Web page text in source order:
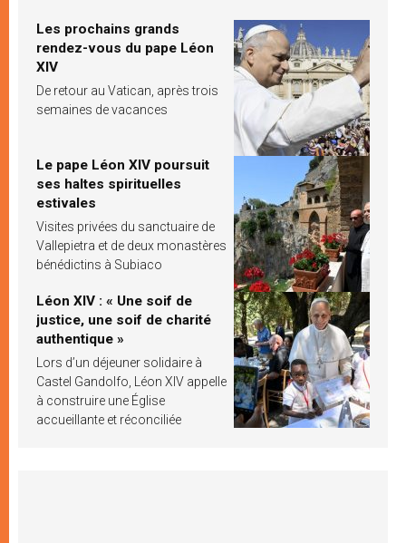
Les prochains grands
rendez-vous du pape Léon
XIV
De retour au Vatican, après trois
semaines de vacances
Le pape Léon XIV poursuit
ses haltes spirituelles
estivales
Visites privées du sanctuaire de
Vallepietra et de deux monastères
bénédictins à Subiaco
Léon XIV : « Une soif de
justice, une soif de charité
authentique »
Lors d’un déjeuner solidaire à
Castel Gandolfo, Léon XIV appelle
à construire une Église
accueillante et réconciliée